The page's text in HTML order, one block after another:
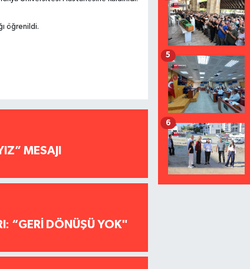
öğrenildi.
MESAJI
“GERİ DÖNÜŞÜ YOK"
5
6